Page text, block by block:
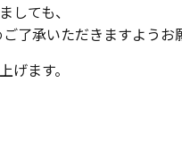
しても、
了承いただきますようお
ます。